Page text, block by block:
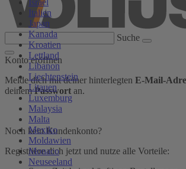
Israel
Italien
Japan
Kanada
Kroatien
Lettland
Libanon
Liechtenstein
Litauen
Luxemburg
Malaysia
Malta
Mexiko
Moldawien
Monaco
Neuseeland
Suche
Konto eröffnen
Melde dich mit deiner hinterlegten E-Mail-
deinemPasswort an.
Noch kein Kundenkonto?
Registriere dich jetzt und nutze alle Vorteile: